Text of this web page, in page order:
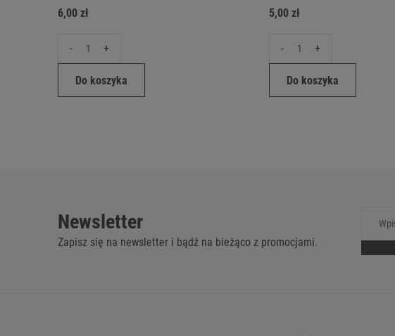
6,00 zł
- +
Do koszyka
5,00 zł
- +
Do koszyka
Newsletter
Zapisz się na newsletter i bądź na bieżąco z promocjami.